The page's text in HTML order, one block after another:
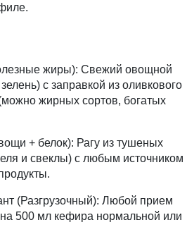
жиры): Свежий овощной
с заправкой из оливкового
жирных сортов, богатых
+ белок): Рагу из тушеных
и свеклы) с любым источником
(Разгрузочный): Любой прием
500 мл кефира нормальной или